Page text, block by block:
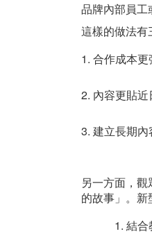
品牌內部員工
這樣的做法有
1. 合作成本
2. 內容更貼
3. 建立長期
另一方面，
的故事」。新
1. 結